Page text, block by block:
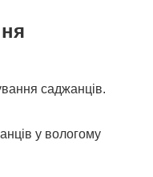
саджанців.
у вологому